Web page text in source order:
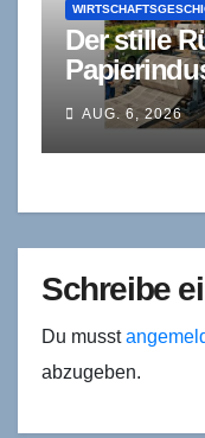
Der stille
AUG. 6, 2026
Schreibe
Du musst
abzugeben.